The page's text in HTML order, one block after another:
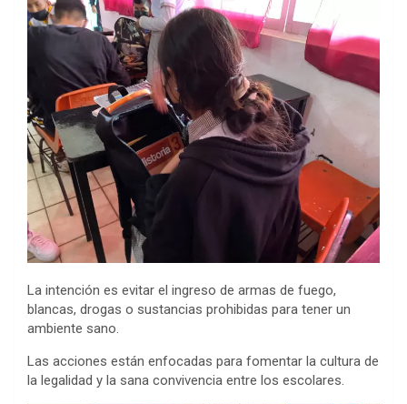
La intención es evitar el ingreso de armas de fuego,
blancas, drogas o sustancias prohibidas para tener un
ambiente sano.
Las acciones están enfocadas para fomentar la cultura de
la legalidad y la sana convivencia entre los escolares.